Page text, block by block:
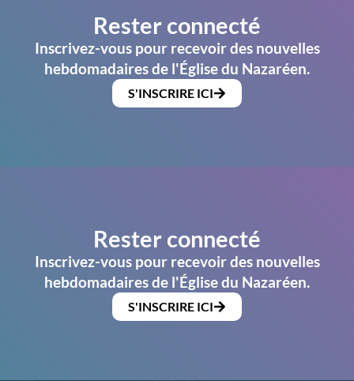
Rester connecté
Inscrivez-vous pour recevoir des nouvelles
hebdomadaires de l'Église du Nazaréen.
S'INSCRIRE ICI
Rester connecté
Inscrivez-vous pour recevoir des nouvelles
hebdomadaires de l'Église du Nazaréen.
S'INSCRIRE ICI